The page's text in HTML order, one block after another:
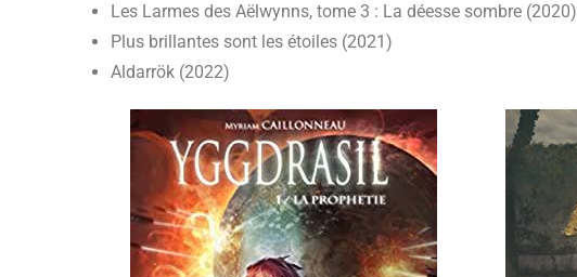
Les Larmes des Aëlwynns, tome 3 : La déesse sombre (2020)
Plus brillantes sont les étoiles (2021)
Aldarrök (2022)